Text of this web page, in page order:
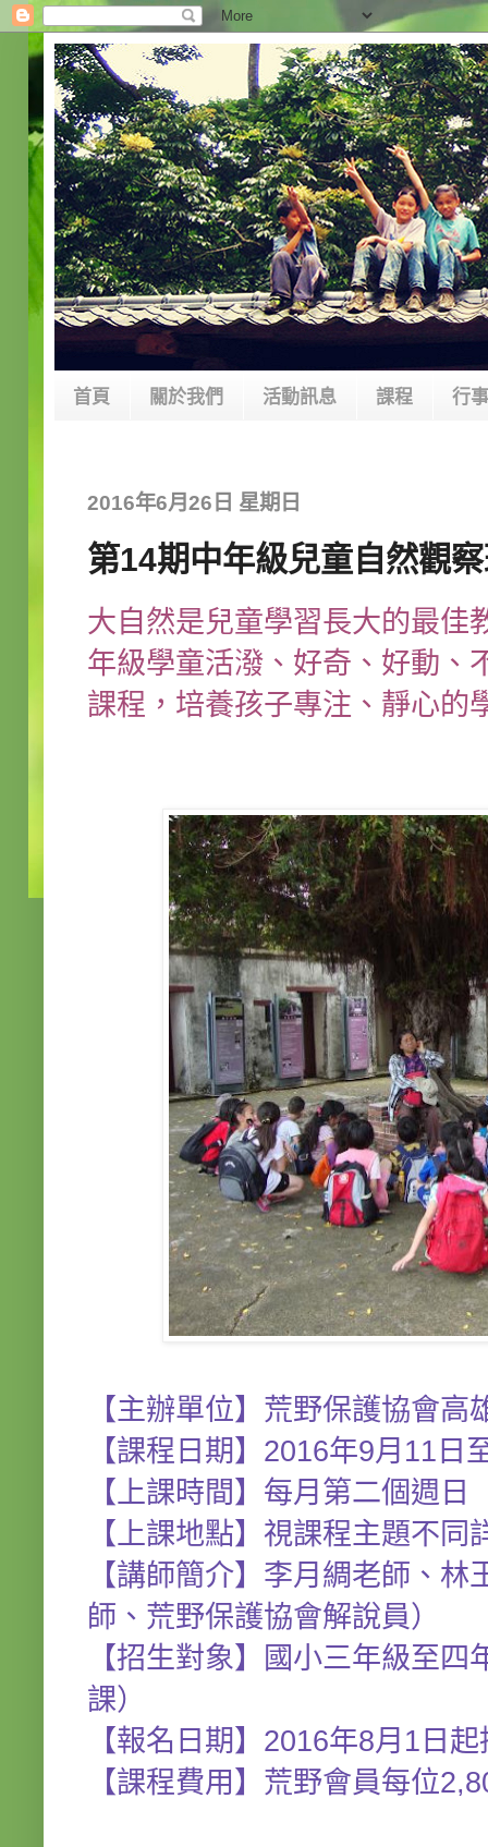
首頁 關於我們 活動訊息 課程 行
2016年6月26日 星期日
第14期中年級兒童自然觀
大自然是兒童學習長大的最佳
年級學童活潑、好奇、好動、
課程，培養孩子專注、靜心的
【主辦單位】荒野保護協會高
【課程日期】2016年9月11日
【上課時間】每月第二個週日
【上課地點】視課程主題不同
【講師簡介】李月綢老師、
師、荒野保護協會解說員）
【招生對象】國小三年級至
課）
【報名日期】2016年8月1日
【課程費用】荒野會員每位